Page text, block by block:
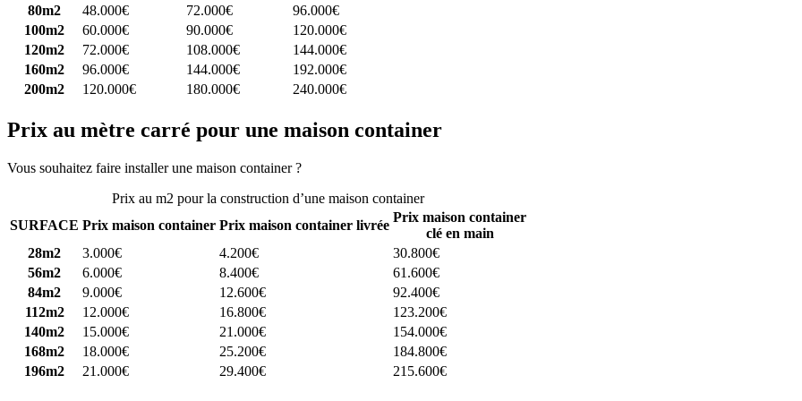
80m2 48.000€ 72.000€
96.000€
100m2
60.000€ 90.000€
120.000€
120m2
72.000€ 108.000€
144.000€
160m2
96.000€ 144.000€
192.000€
200m2
120.000€ 180.000€ 240.000€
Prix au mètre carré pour une maison container
Vous souhaitez faire installer une maison container ?
Prix au m2 pour la construction d’une maison container
SURFACE Prix maison container Prix maison container livrée
Prix maison container
clé en main
28m2
3.000€ 4.200€
30.800€
56m2
6.000€ 8.400€
61.600€
84m2
9.000€ 12.600€
92.400€
112m2
12.000€ 16.800€
123.200€
140m2
15.000€ 21.000€
154.000€
168m2
18.000€ 25.200€
184.800€
196m2
21.000€ 29.400€ 215.600€